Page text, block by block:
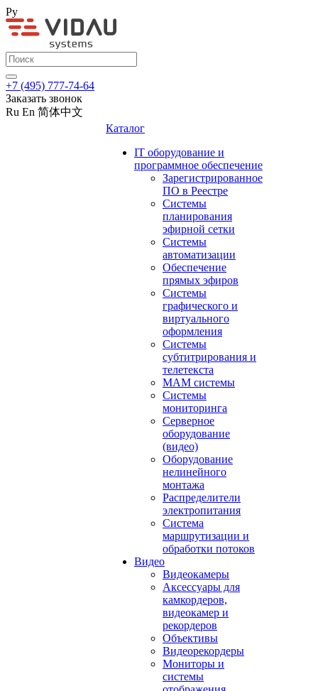
Ру
+7 (495) 777-74-64
Заказать звонок
Ru En 简体中文
Каталог
IT оборудование и
программное обеспечение
Зарегистрированное
ПО в Реестре
Системы
планирования
эфирной сетки
Системы
автоматизации
Обеспечение
прямых эфиров
Системы
графического и
виртуального
оформления
Системы
субтитрирования и
телетекста
MAM системы
Системы
мониторинга
Серверное
оборудование
(видео)
Оборудование
нелинейного
монтажа
Распределители
электропитания
Система
маршрутизации и
обработки потоков
Видео
Видеокамеры
Аксессуары для
камкордеров,
видеокамер и
рекордеров
Объективы
Видеорекордеры
Мониторы и
системы